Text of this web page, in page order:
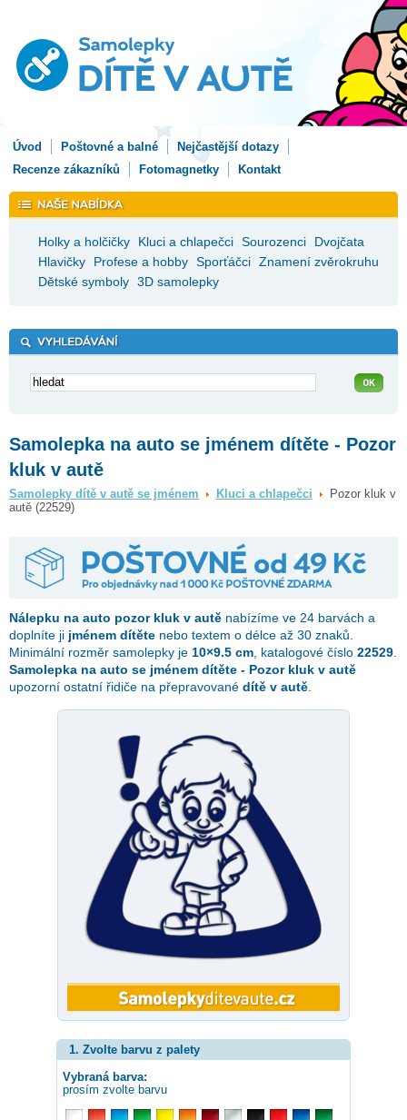
Úvod Poštovné a balné
Nejčastější dotazy
Recenze zákazníků
Fotomagnetky Kontakt
Holky a holčičky Kluci a chlapečci Sourozenci
Dvojčata
Hlavičky
Profese a hobby Sporťáčci Znamení zvěrokruhu
Dětské symboly 3D samolepky
Samolepka na auto se jménem dítěte - Pozor
kluk v autě
Samolepky dítě v autě se jménem Kluci a chlapečci
Pozor kluk v
autě (22529)
Nálepku na auto pozor kluk v autě nabízíme ve 24 barvách a
doplníte ji jménem dítěte nebo textem o délce až 30 znaků.
Minimální rozměr samolepky je 10×9.5 cm , katalogové číslo 22529
Samolepka na auto se jménem dítěte - Pozor kluk v autě
upozorní ostatní řidiče na přepravované dítě v autě
1. Zvolte barvu z palety
Vybraná barva:
prosím zvolte barvu